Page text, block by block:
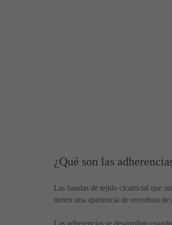
¿Qué son las
Las bandas de tejido cicatricial que
tienen una apariencia de envoltura